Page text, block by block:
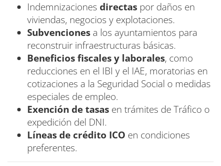
Indemnizaciones directas por daños en
viviendas, negocios y explotaciones.
Subvenciones a los ayuntamientos para
reconstruir infraestructuras básicas.
Beneficios fiscales y laborales, como
reducciones en el IBI y el IAE, moratorias en
cotizaciones a la Seguridad Social o medidas
especiales de empleo.
Exención de tasas en trámites de Tráfico o
expedición del DNI.
Líneas de crédito ICO en condiciones
preferentes.